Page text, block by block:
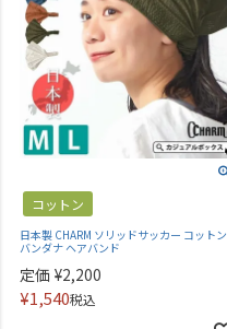
コットン
日本製 CHARM ソリッドサッカー コットン
バンダナ ヘアバンド
定価 ¥2,200
¥1,540税込